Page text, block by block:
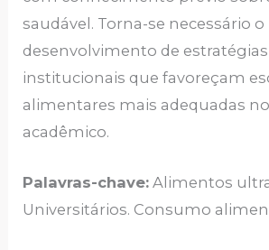
saudável. Torna-se necessário o
desenvolvimento de
institucionais que favoreçam
alimentares mais adequadas
acadêmico.
Palavras-chave: Alimentos
Universitários. Consumo